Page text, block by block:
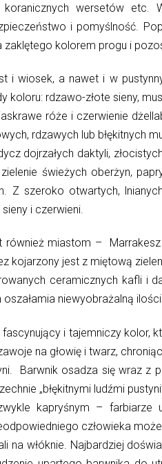
koranicznych wersetów
i pomyślność.
zaklętego kolorem progu i
i wiosek, a nawet i w
koloru: rdzawo-złote sieny,
róże i czerwienie
rdzawych lub błękitnych
dojrzałych daktyli,
świeżych oberżyn,
Z szeroko otwartych,
i czerwieni.
również miastom –
kojarzony jest z miętową
ceramicznych kafli i
niewyobrażalną
i tajemniczy kolor,
na głowię i twarz,
Barwnik osadza się wraz z
„błękitnymi ludźmi
kapryśnym – farbiarze
człowieka
na włóknie. Najbardziej